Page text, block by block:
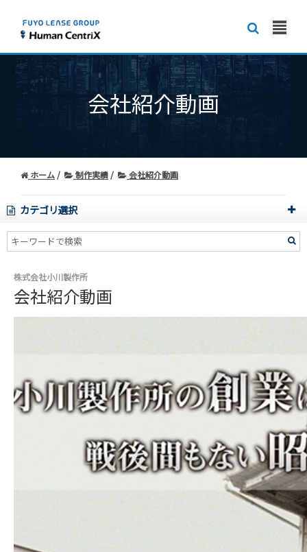
会社紹介動画
ホーム 制作実績 会社紹介動画
カテゴリ選択
株式会社小川製作所
会社紹介動画